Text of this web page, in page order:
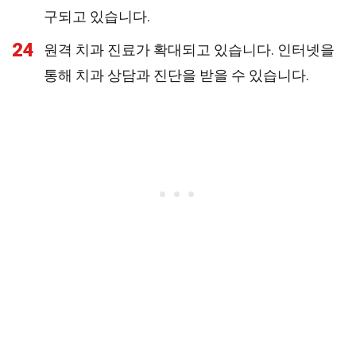
구되고 있습니다.
24
원격 치과 진료가 확대되고 있습니다. 인터넷을
통해 치과 상담과 진단을 받을 수 있습니다.